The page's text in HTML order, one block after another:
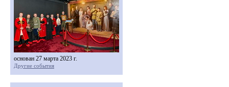
основан 27 марта 2023 г.
Другие события